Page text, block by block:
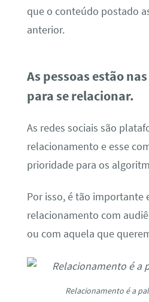
que o conteúdo postado
anterior.
As pessoas estão
para se relacionar.
As redes sociais são
relacionamento e esse
prioridade para os
Por isso, é tão importante
relacionamento com
ou com aquela que
Relacionamento é a